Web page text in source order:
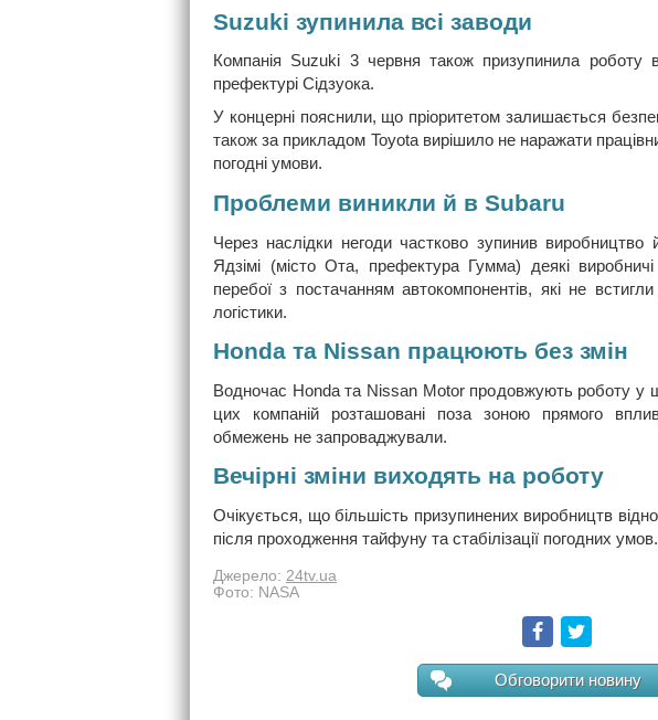
Suzuki зупинила всі заводи
Компанія Suzuki 3 червня також призупинила роботу
префектурі Сідзуока.
У концерні пояснили, що пріоритетом залишається
також за прикладом Toyota вирішило не наражати
погодні умови.
Проблеми виникли й в Subaru
Через наслідки негоди частково зупинив
Ядзімі (місто Ота, префектура Гумма) деякі
перебої з постачанням автокомпонентів, які не
логістики.
Honda та Nissan працюють без змін
Водночас Honda та Nissan Motor продовжують роботу у
цих компаній розташовані поза зоною прямого
обмежень не запроваджували.
Вечірні зміни виходять на роботу
Очікується, що більшість призупинених виробництв
після проходження тайфуну та стабілізації погодних умов.
Джерело: 24tv.ua
Фото: NASA
Facebook
Обговорити новину